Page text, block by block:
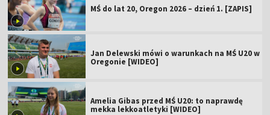
MŚ do lat 20, Oregon 2026 – dzień 1. [ZAPIS]
Jan Delewski mówi o warunkach na MŚ U20 w
Oregonie [WIDEO]
Amelia Gibas przed MŚ U20: to naprawdę
mekka lekkoatletyki [WIDEO]